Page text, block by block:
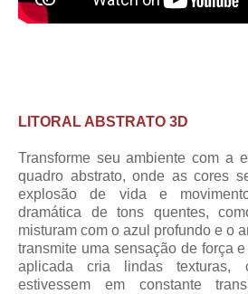
LITORAL ABSTRATO 3D
Transforme seu ambiente com a
quadro abstrato, onde as cores
explosão de vida e
dramática de tons quentes,
misturam com o azul profundo e o
transmite uma sensação de força
aplicada cria lindas
estivessem em constante